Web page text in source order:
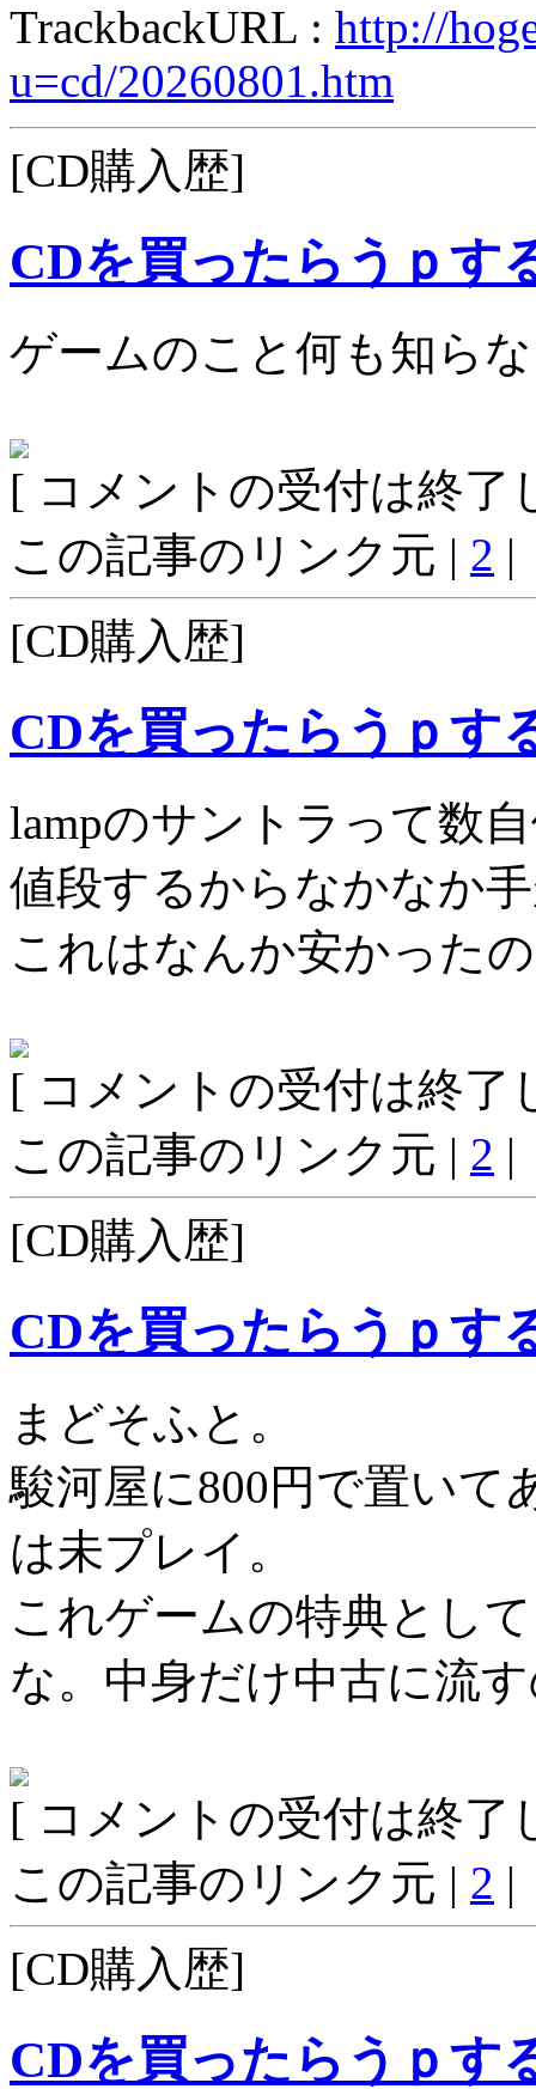
TrackbackURL : http://
u=cd/20260801.htm
[CD購入歴]
CDを買ったらうｐす
ゲームのこと何も知ら
[ コメントの受付は終了
この記事のリンク元 | 2 |
[CD購入歴]
CDを買ったらうｐす
lampのサントラって数
値段するからなかなか
これはなんか安かった
[ コメントの受付は終了
この記事のリンク元 | 2 |
[CD購入歴]
CDを買ったらうｐす
まどそふと。
駿河屋に800円で置いて
は未プレイ。
これゲームの特典とし
な。中身だけ中古に流
[ コメントの受付は終了
この記事のリンク元 | 2 |
[CD購入歴]
CDを買ったらうｐす